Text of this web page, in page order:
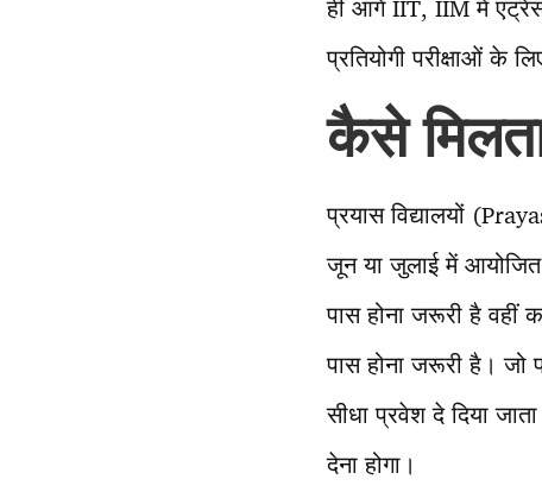
ही आगे IIT, IIM में एंट्रेंस
प्रतियोगी परीक्षाओं के
कैसे
प्रयास विद्यालयों
जून या जुलाई में
पास होना जरूरी है वहीं
पास होना जरूरी है। जो
सीधा प्रवेश दे दिया
देना होगा।